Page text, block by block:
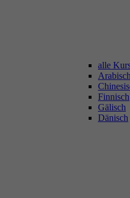
alle
Arabisch
Finnisch
Gälisch
Dänisch